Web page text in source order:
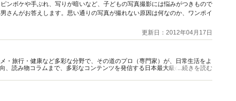
ンボケや手ぶれ、写りが暗いなど、子どもの写真撮影には悩みがつきもので
さんがお答えします。思い通りの写真が撮れない原因は何なのか、ワンポイ
更新日：2012年04月17日
・旅行・健康など多彩な分野で、その道のプロ（専門家）が、日常生活をよ
、読み物コラムまで、多彩なコンテンツを発信する日本最大級の総合情報サ
...続きを読む